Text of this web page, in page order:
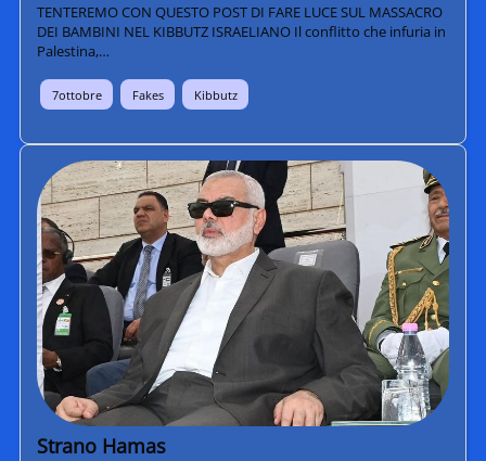
TENTEREMO CON QUESTO POST DI FARE LUCE SUL MASSACRO
DEI BAMBINI NEL KIBBUTZ ISRAELIANO Il conflitto che infuria in
Palestina,…
7ottobre Fakes Kibbutz
Strano Hamas